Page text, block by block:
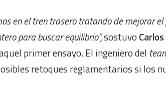
en el tren trasero tratando de mejorar
para buscar equilibrio”,sostuvo
primer ensayo. El ingeniero del
retoques reglamentarios si los